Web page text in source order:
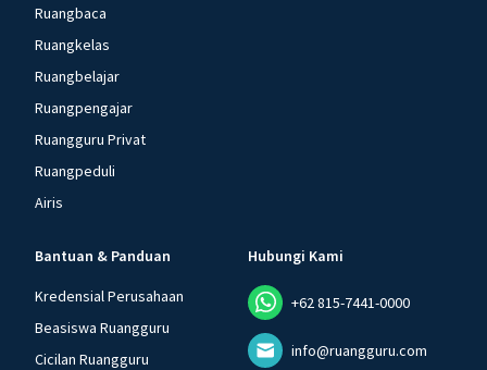
Ruangbaca
Ruangkelas
Ruangbelajar
Ruangpengajar
Ruangguru Privat
Ruangpeduli
Airis
Bantuan & Panduan
Kredensial Perusahaan
Beasiswa Ruangguru
Cicilan Ruangguru
Hubungi Kami
+62 815-7441-0000
info@ruangguru.com